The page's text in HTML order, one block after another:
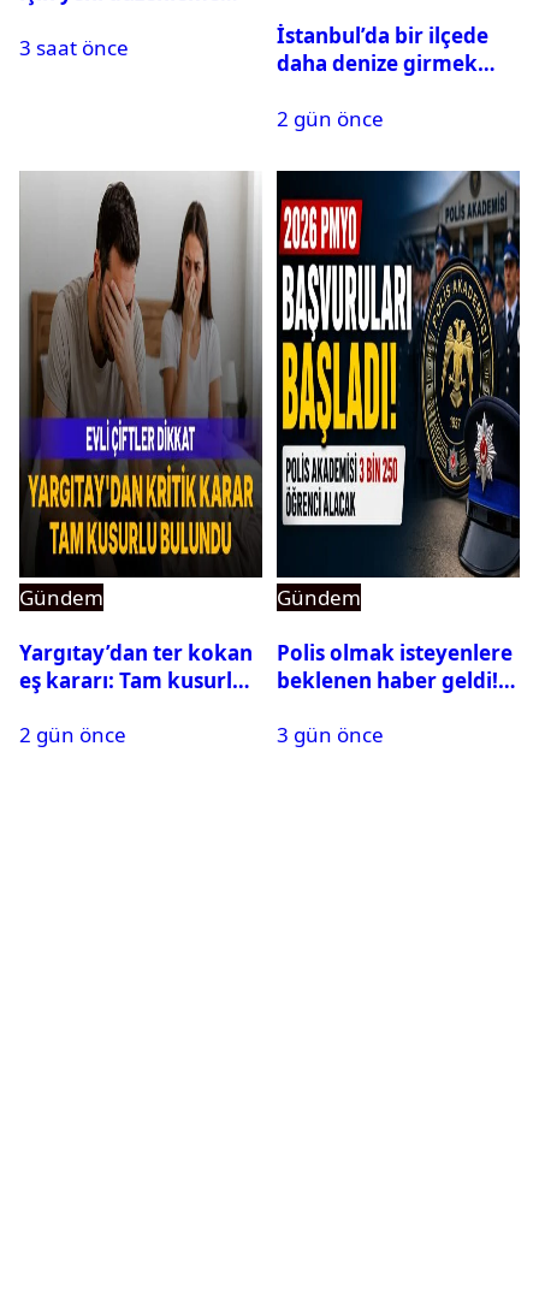
3 saat önce
İstanbul’da bir ilçede
daha denize girmek
2 gün önce
Gündem
Yargıtay’dan ter kokan
eş kararı: Tam kusurlu
2 gün önce
Gündem
Polis olmak isteyenlere
beklenen haber geldi!
3 gün önce